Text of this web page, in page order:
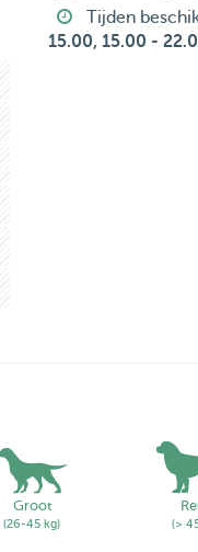
uitlaatdiensten,
wachten om jouw hond
Tijden
15.00, 15.00 -
Groot
(26-45 kg) (>